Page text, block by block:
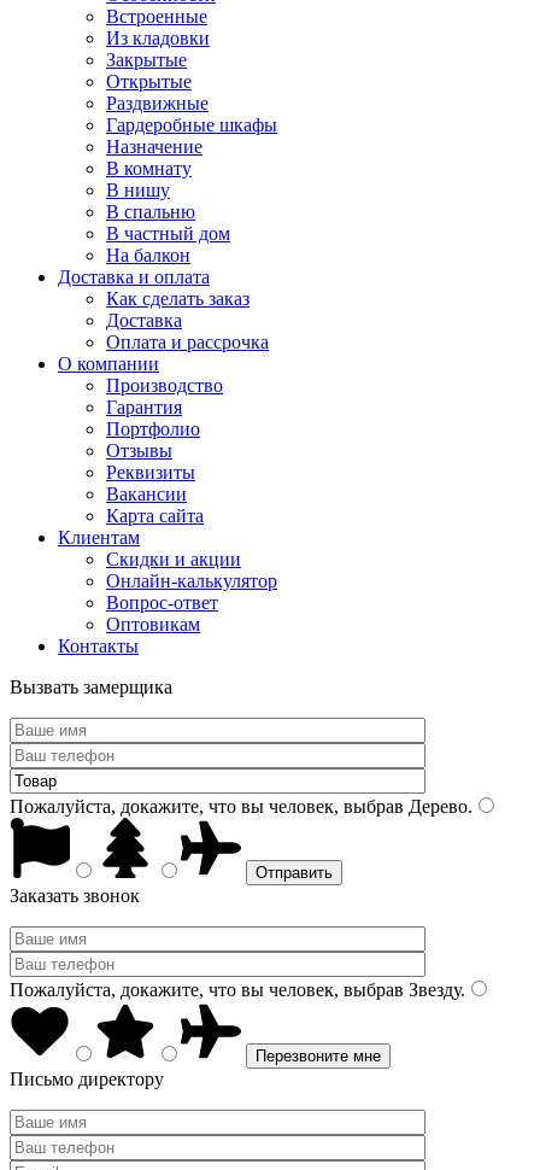
Встроенные
Из кладовки
Закрытые
Открытые
Раздвижные
Гардеробные шкафы
Назначение
В комнату
В нишу
В спальню
В частный дом
На балкон
Доставка и оплата
Как сделать заказ
Доставка
Оплата и рассрочка
О компании
Производство
Гарантия
Портфолио
Отзывы
Реквизиты
Вакансии
Карта сайта
Клиентам
Скидки и акции
Онлайн-калькулятор
Вопрос-ответ
Оптовикам
Контакты
Вызвать замерщика
Пожалуйста, докажите, что вы человек, выбрав Дерево.
Заказать звонок
Пожалуйста, докажите, что вы человек, выбрав Звезду.
Письмо директору